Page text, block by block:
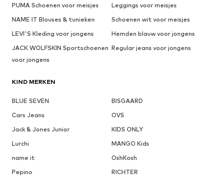
PUMA Schoenen voor meisjes
Leggings voor meisjes
NAME IT Blouses & tunieken
Schoenen wit voor meisjes
LEVI'S Kleding voor jongens
Hemden blauw voor jongens
JACK WOLFSKIN Sportschoenen
voor jongens
Regular jeans voor jongens
KIND MERKEN
BLUE SEVEN
BISGAARD
Cars Jeans
OVS
Jack & Jones Junior
KIDS ONLY
Lurchi
MANGO Kids
name it
OshKosh
Pepino
RICHTER